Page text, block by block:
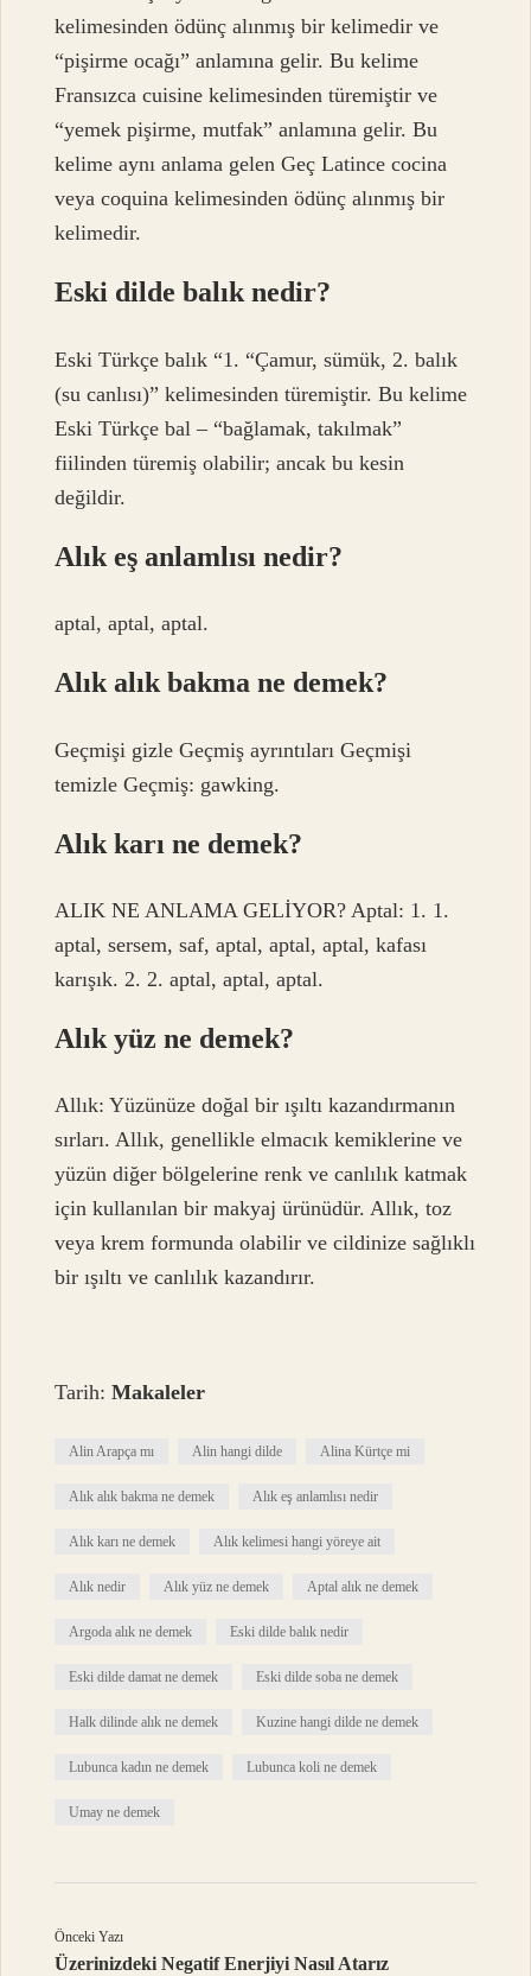
kelimesinden ödünç alınmış bir kelimedir ve
“pişirme ocağı” anlamına gelir. Bu kelime
Fransızca cuisine kelimesinden türemiştir ve
“yemek pişirme, mutfak” anlamına gelir. Bu
kelime aynı anlama gelen Geç Latince cocina
veya coquina kelimesinden ödünç alınmış bir
kelimedir.
Eski dilde balık nedir?
Eski Türkçe balık “1. “Çamur, sümük, 2. balık
(su canlısı)” kelimesinden türemiştir. Bu kelime
Eski Türkçe bal – “bağlamak, takılmak”
fiilinden türemiş olabilir; ancak bu kesin
değildir.
Alık eş anlamlısı nedir?
aptal, aptal, aptal.
Alık alık bakma ne demek?
Geçmişi gizle Geçmiş ayrıntıları Geçmişi
temizle Geçmiş: gawking.
Alık karı ne demek?
ALIK NE ANLAMA GELİYOR? Aptal: 1. 1.
aptal, sersem, saf, aptal, aptal, aptal, kafası
karışık. 2. 2. aptal, aptal, aptal.
Alık yüz ne demek?
Allık: Yüzünüze doğal bir ışıltı kazandırmanın
sırları. Allık, genellikle elmacık kemiklerine ve
yüzün diğer bölgelerine renk ve canlılık katmak
için kullanılan bir makyaj ürünüdür. Allık, toz
veya krem ​​formunda olabilir ve cildinize sağlıklı
bir ışıltı ve canlılık kazandırır.
Tarih:Makaleler
Alin Arapça mı Alin hangi dilde Alina Kürtçe mi
Alık alık bakma ne demek Alık eş anlamlısı nedir
Alık karı ne demek Alık kelimesi hangi yöreye ait
Alık nedir Alık yüz ne demek Aptal alık ne demek
Argoda alık ne demek Eski dilde balık nedir
Eski dilde damat ne demek Eski dilde soba ne demek
Halk dilinde alık ne demek Kuzine hangi dilde ne demek
Lubunca kadın ne demek Lubunca koli ne demek
Umay ne demek
Önceki Yazı
Üzerinizdeki Negatif Enerjiyi Nasıl Atarız